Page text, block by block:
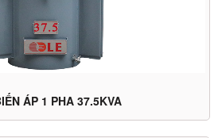
ÁP 1 PHA 37.5KVA